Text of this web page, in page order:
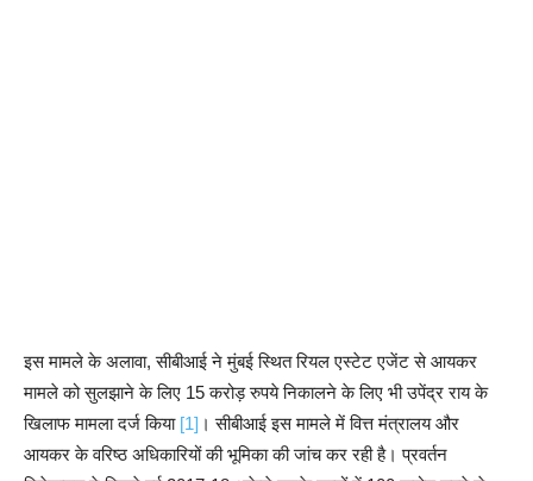
इस मामले के अलावा, सीबीआई ने मुंबई स्थित रियल एस्टेट एजेंट से आयकर
मामले को सुलझाने के लिए 15 करोड़ रुपये निकालने के लिए भी उपेंद्र राय के
खिलाफ मामला दर्ज किया [1] । सीबीआई इस मामले में वित्त मंत्रालय और
आयकर के वरिष्ठ अधिकारियों की भूमिका की जांच कर रही है। प्रवर्तन